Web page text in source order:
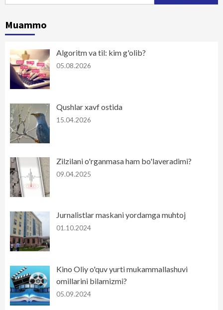
Muammo
Algoritm va til: kim g'olib?
05.08.2026
Qushlar xavf ostida
15.04.2026
Zilzilani o'rganmasa ham bo'laveradimi?
09.04.2025
Jurnalistlar maskani yordamga muhtoj
01.10.2024
Kino Oliy o'quv yurti mukammallashuvi
omillarini bilamizmi?
05.09.2024